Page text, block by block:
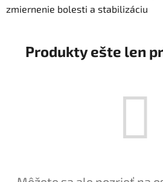
zmiernenie bolesti a stabilizáciu
Produkty ešte len